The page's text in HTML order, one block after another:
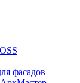
фасадов